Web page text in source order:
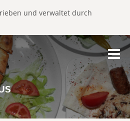
und verwaltet durch